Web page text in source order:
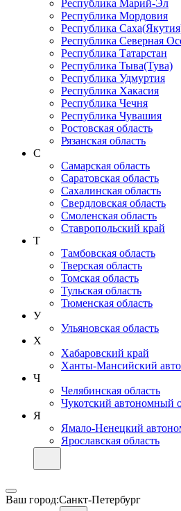
Республика Марий-Эл
Республика Мордовия
Республика
Республика Северная
Республика Татарстан
Республика Тыва(Тува)
Республика Удмуртия
Республика Хакасия
Республика Чечня
Республика Чувашия
Ростовская область
Рязанская область
С
Самарская область
Саратовская область
Сахалинская область
Свердловская область
Смоленская область
Ставропольский край
Т
Тамбовская область
Тверская область
Томская область
Тульская область
Тюменская область
У
Ульяновская область
Х
Хабаровский край
Ханты-Мансийский
Ч
Челябинская область
Чукотский автономный
Я
Ямало-Ненецкий
Ярославская область
Ваш город:Санкт-Петербург